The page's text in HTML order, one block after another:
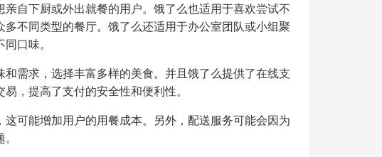
自下厨或外出就餐的用户。饿了么也适用于喜欢尝试不
不同类型的餐厅。饿了么还适用于办公室团队或小组聚
口味。
需求，选择丰富多样的美食。并且饿了么提供了在线支
，提高了支付的安全性和便利性。
可能增加用户的用餐成本。另外，配送服务可能会因为